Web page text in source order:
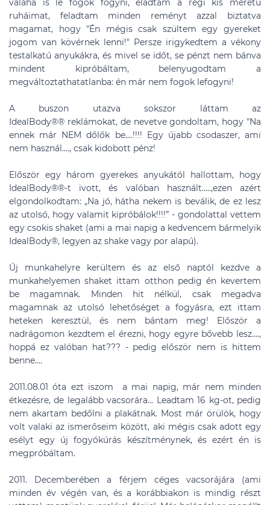
valaha is le fogok fogyni, eladtam a régi kis méretű
ruháimat, feladtam minden reményt azzal biztatva
magamat, hogy "Én mégis csak szültem egy gyereket
jogom van kövérnek lenni!" Persze irigykedtem a vékony
testalkatú anyukákra, és mivel se időt, se pénzt nem bánva
mindent kipróbáltam, belenyugodtam a
megváltoztathatatlanba: én már nem fogok lefogyni!
A buszon utazva sokszor láttam az
IdealBody®® reklámokat, de nevetve gondoltam, hogy "Na
ennek már NEM dőlők be....!!!! Egy újabb csodaszer, ami
nem használ...., csak kidobott pénz!
Először egy három gyerekes anyukától hallottam, hogy
IdealBody®®-t ivott, és valóban használt.....,ezen azért
elgondolkodtam: „Na jó, hátha nekem is beválik, de ez lesz
az utolsó, hogy valamit kipróbálok!!!!” - gondolattal vettem
egy csokis shaket (ami a mai napig a kedvencem bármelyik
IdealBody®, legyen az shake vagy por alapú).
Új munkahelyre kerültem és az első naptól kezdve a
munkahelyemen shaket ittam otthon pedig én kevertem
be magamnak. Minden hit nélkül, csak megadva
magamnak az utolsó lehetőséget a fogyásra, ezt ittam
heteken keresztül, és nem bántam meg! Először a
nadrágomon kezdtem el érezni, hogy egyre bővebb lesz....,
hoppá ez valóban hat??? - pedig először nem is hittem
benne....
2011.08.01 óta ezt iszom a mai napig, már nem minden
étkezésre, de legalább vacsorára... Leadtam 16 kg-ot, pedig
nem akartam bedőlni a plakátnak. Most már örülök, hogy
volt valaki az ismerőseim között, aki mégis csak adott egy
esélyt egy új fogyókúrás készítménynek, és ezért én is
megpróbáltam.
2011. Decemberében a férjem céges vacsorájára (ami
minden év végén van, és a korábbiakon is mindig részt